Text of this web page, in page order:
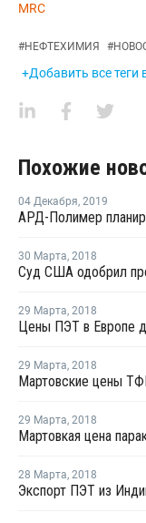
MRC
#НЕФТЕХИМИЯ #
+Добавить все теги
Похожие
04 Декабря, 2019
30 Марта, 2018
Суд США одобрил
29 Марта, 2018
Цены ПЭТ в Европе
29 Марта, 2018
Мартовские цены
29 Марта, 2018
28 Марта, 2018
Экспорт ПЭТ из